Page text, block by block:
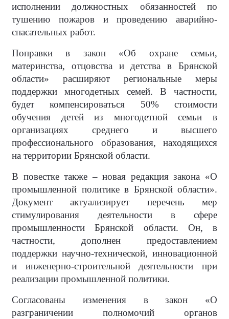
исполнении должностных обязанностей по
тушению пожаров и проведению аварийно-
спасательных работ.
Поправки в закон «Об охране семьи,
материнства, отцовства и детства в Брянской
области» расширяют региональные меры
поддержки многодетных семей. В частности,
будет компенсироваться 50% стоимости
обучения детей из многодетной семьи в
организациях среднего и высшего
профессионального образования, находящихся
на территории Брянской области.
В повестке также – новая редакция закона «О
промышленной политике в Брянской области».
Документ актуализирует перечень мер
стимулирования деятельности в сфере
промышленности Брянской области. Он, в
частности, дополнен предоставлением
поддержки научно-технической, инновационной
и инженерно-строительной деятельности при
реализации промышленной политики.
Согласованы изменения в закон «О
разграничении полномочий органов